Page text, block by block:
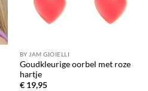
BY JAM GIOIELLI
Goudkleurige oorbel met roze
hartje
€19,95